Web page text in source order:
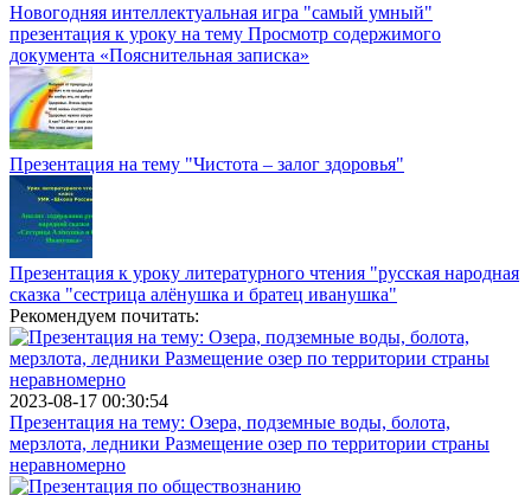
Новогодняя интеллектуальная игра "самый умный"
презентация к уроку на тему Просмотр содержимого
документа «Пояснительная записка»
Презентация на тему "Чистота – залог здоровья"
Презентация к уроку литературного чтения "русская народная
сказка "сестрица алёнушка и братец иванушка"
Рекомендуем почитать:
2023-08-17 00:30:54
Презентация на тему: Озера, подземные воды, болота,
мерзлота, ледники Размещение озер по территории страны
неравномерно